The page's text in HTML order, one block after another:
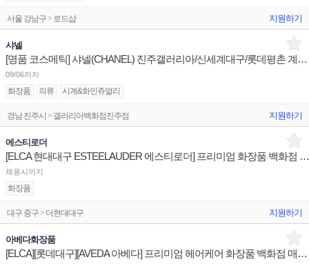
서울 강남구 > 로드샵 지원하기
샤넬
[명품 코스메틱] 샤넬(CHANEL) 진주갤러리아/신세계대구/롯데평촌 계약직 뷰티 어드바이저 채용
09/06까지
화장품 의류 시계&화인쥬얼리
경남 진주시 > 갤러리아백화점진주점 지원하기
에스티로더
[ELCA 현대대구 ESTEELAUDER 에스티로더] 프리미엄 화장품 백화점 매장 직원 채용건 안내 기초케어
채용시까지
화장품
대구 중구 > 더현대대구 지원하기
아베다화장품
[ELCA][롯데대구][AVEDA 아베다] 프리미엄 헤어케어 화장품 백화점 매장 직원 채용 건 안내